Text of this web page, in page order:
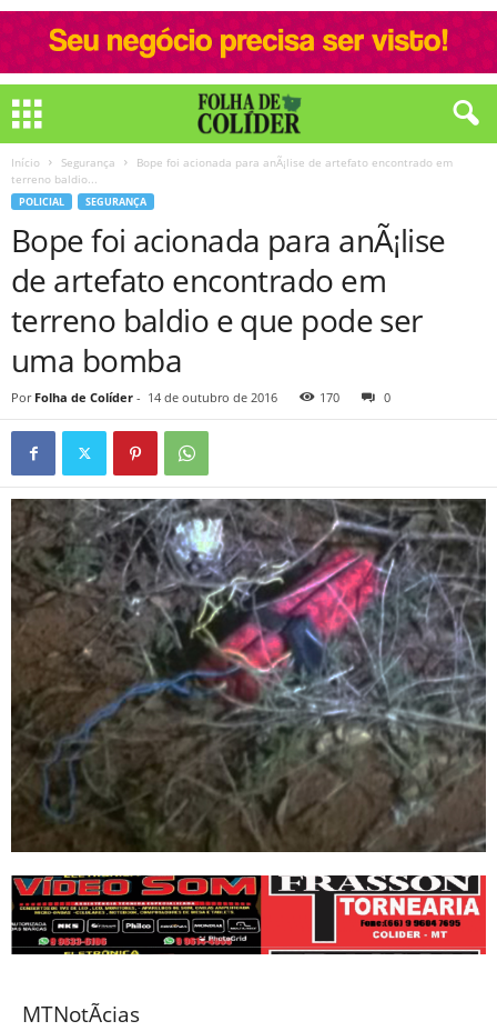
Início Segurança
Bope foi acionada para anÃ¡lise de artefato encontrado em
terreno baldio...
POLICIAL SEGURANÇA
Bope foi acionada para anÃ¡lise
de artefato encontrado em
terreno baldio e que pode ser
uma bomba
Por Folha de Colíder - 14 de outubro de 2016 170 0
MTNotÃ­cias